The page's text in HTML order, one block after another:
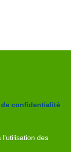
de confidentialité
l'utilisation des